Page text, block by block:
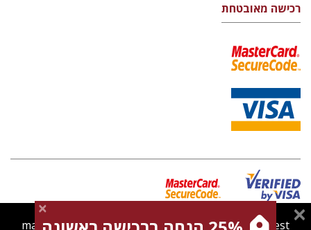
רכישה מאובטחת
magnespress.co.il uses cookies to give you the best